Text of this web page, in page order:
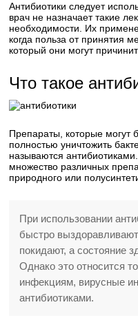
Антибиотики следует
врач не назначает такие
необходимости. Их
когда польза от принятия
который они могут
Что такое
Препараты, которые могут
полностью уничтожить
называются
множество различных
природного или
При использовании
быстро
покидают, а состояние
Однако это относится
инфекциям, вирусные
антибиотиками.